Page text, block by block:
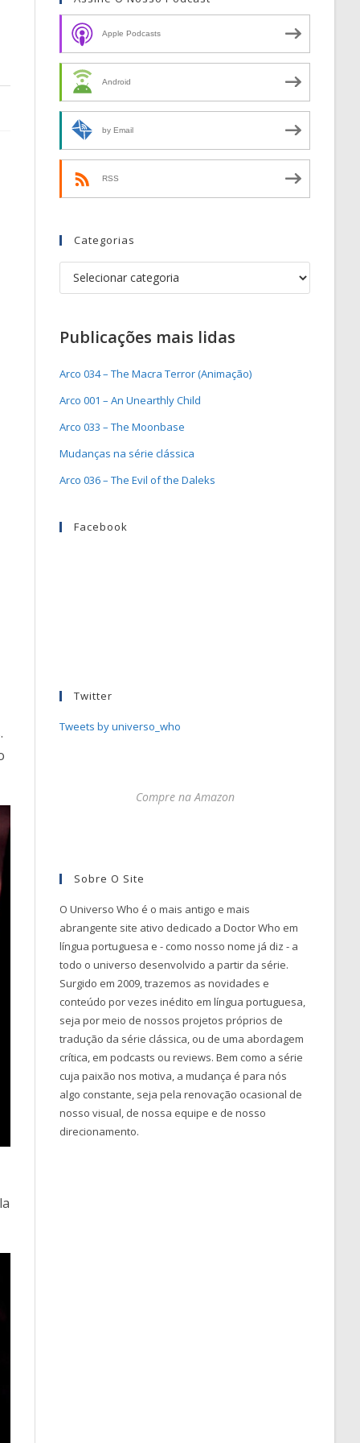
Apple Podcasts
Android
by Email
RSS
Categorias
Publicações mais lidas
Arco 034 – The Macra Terror (Animação)
Arco 001 – An Unearthly Child
Arco 033 – The Moonbase
Mudanças na série clássica
Arco 036 – The Evil of the Daleks
Facebook
Twitter
Tweets by universo_who
Compre na Amazon
Sobre O Site
O Universo Who é o mais antigo e mais
abrangente site ativo dedicado a Doctor Who em
língua portuguesa e - como nosso nome já diz - a
todo o universo desenvolvido a partir da série.
Surgido em 2009, trazemos as novidades e
conteúdo por vezes inédito em língua portuguesa,
seja por meio de nossos projetos próprios de
tradução da série clássica, ou de uma abordagem
crítica, em podcasts ou reviews. Bem como a série
cuja paixão nos motiva, a mudança é para nós
algo constante, seja pela renovação ocasional de
nosso visual, de nossa equipe e de nosso
direcionamento.